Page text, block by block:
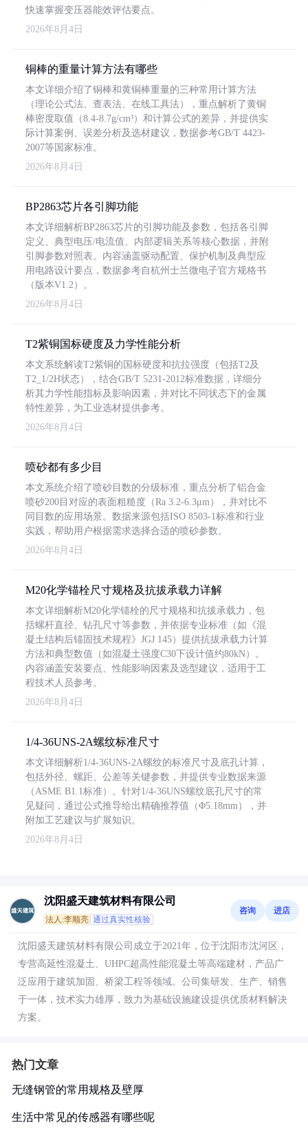
快速掌握变压器能效评估要点。
2026年8月4日
铜棒的重量计算方法有哪些
本文详细介绍了铜棒和黄铜棒重量的三种常用计算方法
（理论公式法、查表法、在线工具法），重点解析了黄铜
棒密度取值（8.4-8.7g/cm³）和计算公式的差异，并提供实
际计算案例、误差分析及选材建议，数据参考GB/T 4423-
2007等国家标准。
2026年8月4日
BP2863芯片各引脚功能
本文详细解析BP2863芯片的引脚功能及参数，包括各引脚
定义、典型电压/电流值、内部逻辑关系等核心数据，并附
引脚参数对照表。内容涵盖驱动配置、保护机制及典型应
用电路设计要点，数据参考自杭州士兰微电子官方规格书
（版本V1.2）。
2026年8月4日
T2紫铜国标硬度及力学性能分析
本文系统解读T2紫铜的国标硬度和抗拉强度（包括T2及
T2_1/2H状态），结合GB/T 5231-2012标准数据，详细分
析其力学性能指标及影响因素，并对比不同状态下的金属
特性差异，为工业选材提供参考。
2026年8月4日
喷砂都有多少目
本文系统介绍了喷砂目数的分级标准，重点分析了铝合金
喷砂200目对应的表面粗糙度（Ra 3.2-6.3μm），并对比不
同目数的应用场景。数据来源包括ISO 8503-1标准和行业
实践，帮助用户根据需求选择合适的喷砂参数。
2026年8月4日
M20化学锚栓尺寸规格及抗拔承载力详解
本文详细解析M20化学锚栓的尺寸规格和抗拔承载力，包
括螺杆直径、钻孔尺寸等参数，并依据专业标准（如《混
凝土结构后锚固技术规程》JGJ 145）提供抗拔承载力计算
方法和典型数值（如混凝土强度C30下设计值约80kN）。
内容涵盖安装要点、性能影响因素及选型建议，适用于工
程技术人员参考。
2026年8月4日
1/4-36UNS-2A螺纹标准尺寸
本文详细解析1/4-36UNS-2A螺纹的标准尺寸及底孔计算，
包括外径、螺距、公差等关键参数，并提供专业数据来源
（ASME B1.1标准）。针对1/4-36UNS螺纹底孔尺寸的常
见疑问，通过公式推导给出精确推荐值（Φ5.18mm），并
附加工艺建议与扩展知识。
2026年8月4日
沈阳盛天建筑材料有限公司
法人:李顺亮 通过真实性核验
咨询 进店
沈阳盛天建筑材料有限公司成立于2021年，位于沈阳市沈河区，
专营高延性混凝土、UHPC超高性能混凝土等高端建材，产品广
泛应用于建筑加固、桥梁工程等领域。公司集研发、生产、销售
于一体，技术实力雄厚，致力为基础设施建设提供优质材料解决
方案。
热门文章
无缝钢管的常用规格及壁厚
生活中常见的传感器有哪些呢